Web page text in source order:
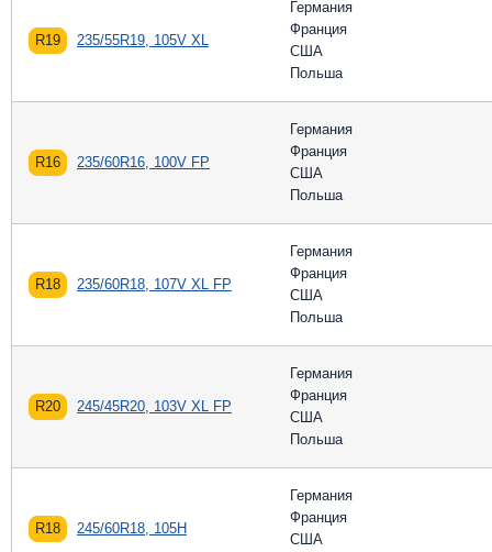
R19 235/55R19, 105V XL
Германия
Франция
США
Польша
R16 235/60R16, 100V FP
Германия
Франция
США
Польша
R18 235/60R18, 107V XL FP
Германия
Франция
США
Польша
R20 245/45R20, 103V XL FP
Германия
Франция
США
Польша
R18 245/60R18, 105H
Германия
Франция
США